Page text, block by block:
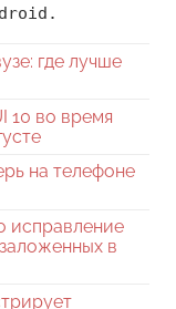
где лучше
10 во время
на телефоне
исправление
в